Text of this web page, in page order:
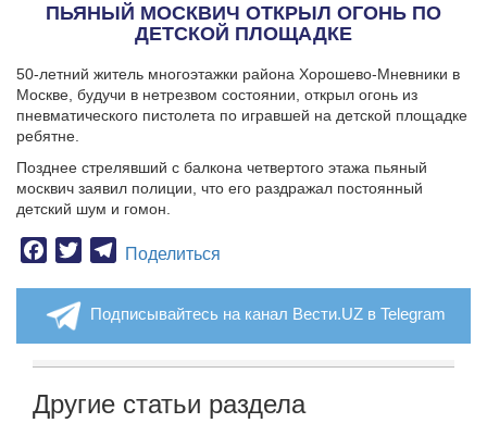
ПЬЯНЫЙ МОСКВИЧ ОТКРЫЛ ОГОНЬ ПО
ДЕТСКОЙ ПЛОЩАДКЕ
50-летний житель многоэтажки района Хорошево-Мневники в
Москве, будучи в нетрезвом состоянии, открыл огонь из
пневматического пистолета по игравшей на детской площадке
ребятне.
Позднее стрелявший с балкона четвертого этажа пьяный
москвич заявил полиции, что его раздражал постоянный
детский шум и гомон.
Facebook
TwitterTelegram
Поделиться
Подписывайтесь на канал Вести.UZ в Telegram
Другие статьи раздела